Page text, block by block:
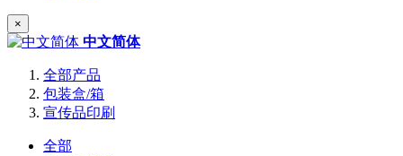
×
中文简体
全部产品
包装盒/箱
宣传品印刷
全部